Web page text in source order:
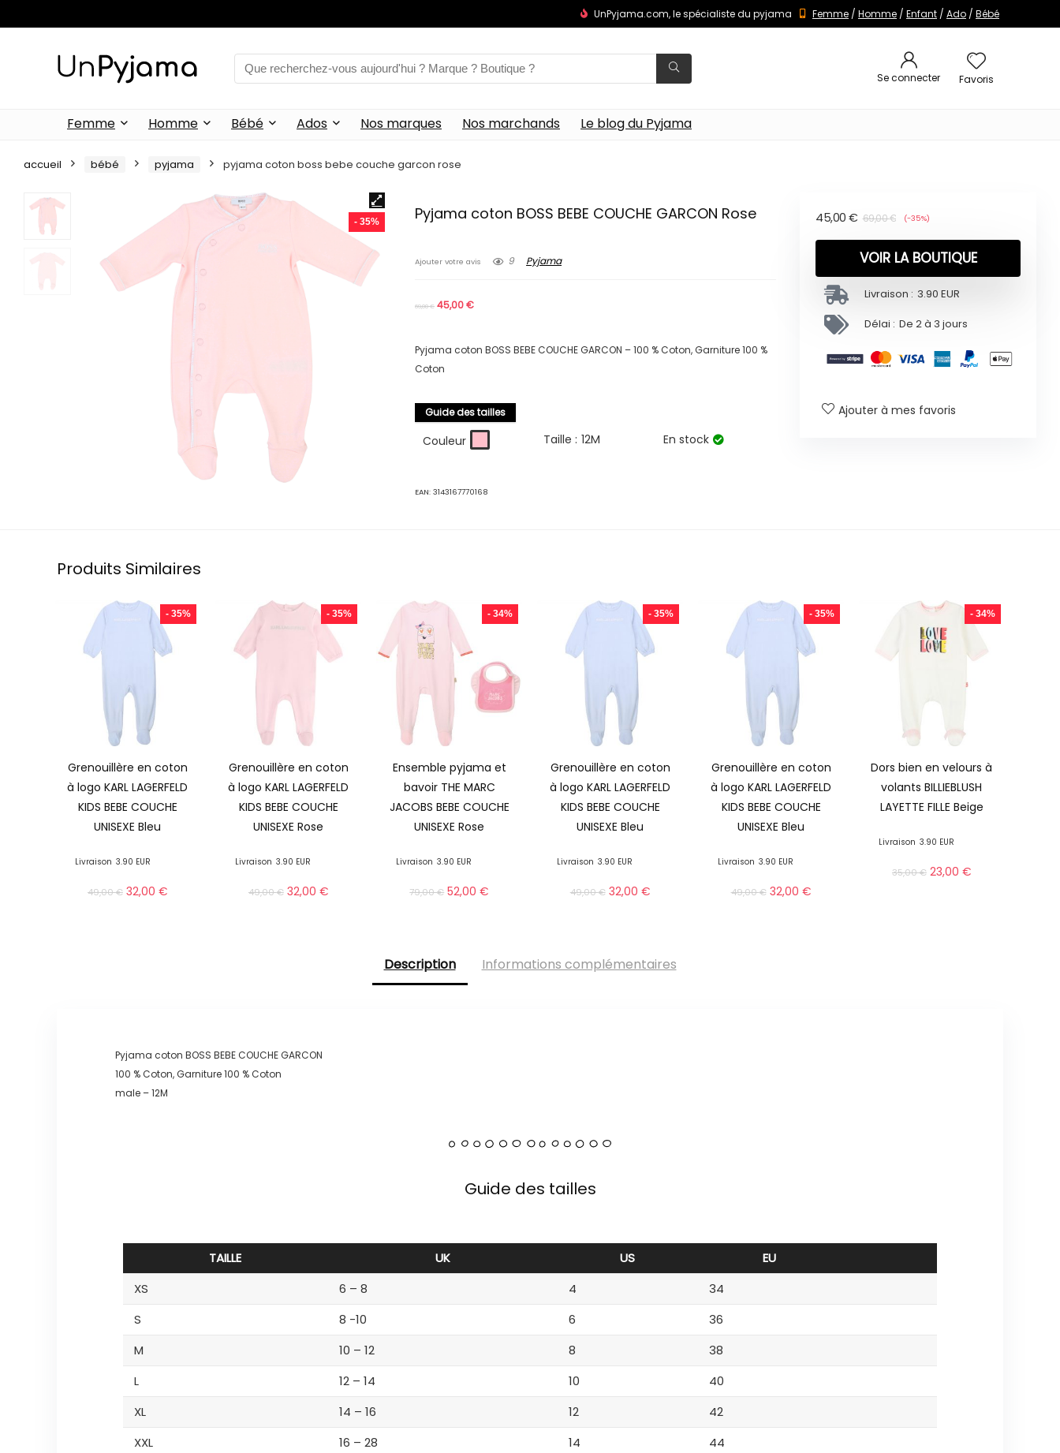
UnPyjama.com, le spécialiste du pyjama Femme / Homme / Enfant / Ado / Bébé
Se connecter Favoris
Femme Homme Bébé Ados Nos marques Nos marchands Le blog du Pyjama
accueil bébé pyjama pyjama coton boss bebe couche garcon rose
- 35% Pyjama coton BOSS BEBE COUCHE GARCON Rose
Ajouter votre avis 9 Pyjama
69,00€ 45,00€
Pyjama coton BOSS BEBE COUCHE GARCON – 100 % Coton, Garniture 100 %
Coton
Guide des tailles
Couleur Taille : 12M En stock
EAN:3143167770168
69,00€
45,00 € (-35%)
VOIR LA BOUTIQUE
Livraison : 3.90 EUR
Délai : De 2 à 3 jours
Ajouter à mes favoris
Produits Similaires
- 35%
Grenouillère en coton
à logo KARL LAGERFELD
KIDS BEBE COUCHE
UNISEXE Bleu
Livraison 3.90 EUR
49,00€ 32,00 €
- 35%
Grenouillère en coton
à logo KARL LAGERFELD
KIDS BEBE COUCHE
UNISEXE Rose
Livraison 3.90 EUR
49,00€ 32,00 €
- 34%
Ensemble pyjama et
bavoir THE MARC
JACOBS BEBE COUCHE
UNISEXE Rose
Livraison 3.90 EUR
79,00€ 52,00€
- 35%
Grenouillère en coton
à logo KARL LAGERFELD
KIDS BEBE COUCHE
UNISEXE Bleu
Livraison 3.90 EUR
49,00€ 32,00 €
- 35%
Grenouillère en coton
à logo KARL LAGERFELD
KIDS BEBE COUCHE
UNISEXE Bleu
Livraison 3.90 EUR
49,00€ 32,00 €
- 34%
Dors bien en velours à
volants BILLIEBLUSH
LAYETTE FILLE Beige
Livraison 3.90 EUR
35,00€ 23,00 €
Description Informations complémentaires
Pyjama coton BOSS BEBE COUCHE GARCON
100 % Coton, Garniture 100 % Coton
male – 12M
Guide des tailles
TAILLE UK US
EU
XS
6 – 8 4
34
S
8 -10 6
36
M
10 – 12 8
38
L
12 – 14 10
40
XL
14 – 16 12
42
XXL
16 – 28 14 44